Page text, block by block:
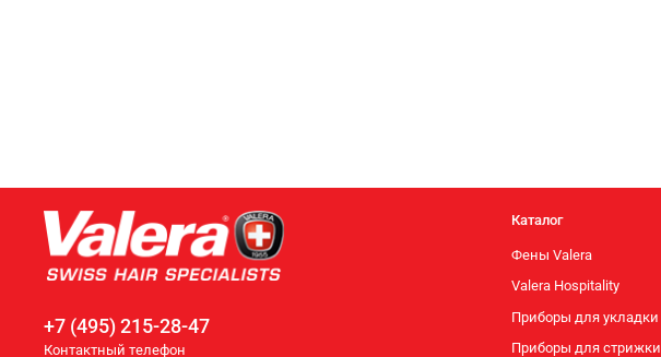
Каталог
Фены Valera
Valera Hospitality
Приборы для укладки
Приборы для стрижки
+7 (495) 215-28-47
Контактный телефон